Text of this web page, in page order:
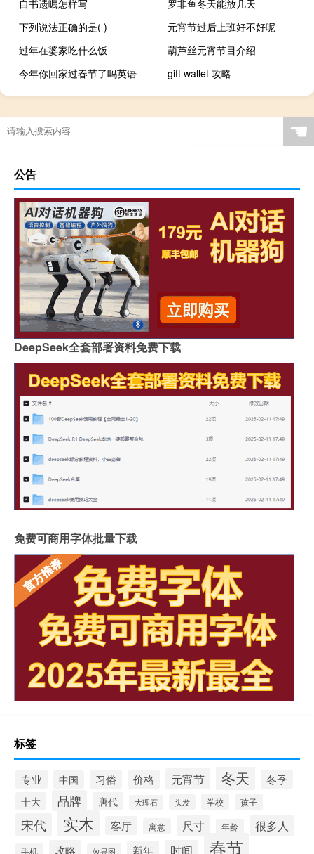
自书遗嘱怎样写
罗非鱼冬天能放几天
下列说法正确的是( )
元宵节过后上班好不好呢
过年在婆家吃什么饭
葫芦丝元宵节目介绍
今年你回家过春节了吗英语
gift wallet 攻略
☚
公告
DeepSeek全套部署资料免费下载
免费可商用字体批量下载
标签
专业 中国 习俗 价格 元宵节 冬天 冬季
十大 品牌 唐代 大理石 头发 学校 孩子
宋代 实木 客厅 寓意 尺寸 年龄 很多人
手机 攻略 效果图 新年 时间 春节